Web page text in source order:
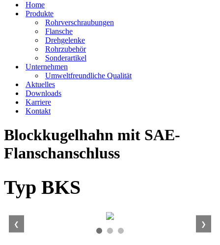
Home
Produkte
Rohrverschraubungen
Flansche
Drehgelenke
Rohrzubehör
Sonderartikel
Unternehmen
Umweltfreundliche Qualität
Aktuelles
Downloads
Karriere
Kontakt
Blockkugelhahn mit SAE-
Flanschanschluss
Typ BKS
❮ ❯